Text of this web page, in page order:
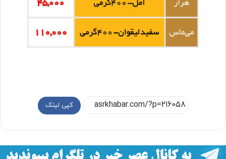
کپی لینک